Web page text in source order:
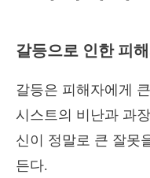
갈등으로 인한 피
갈등은 피해자에게
시스트의 비난과 과
신이 정말로 큰 잘못
든다.